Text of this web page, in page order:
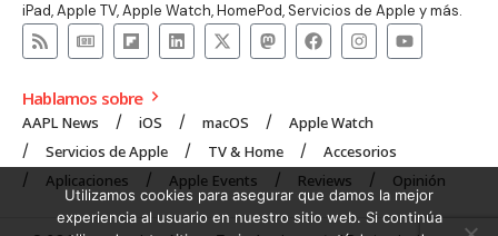
iPad, Apple TV, Apple Watch, HomePod, Servicios de Apple y más.
Hablamos sobre
AAPL News iOS macOS
Apple Watch
Servicios de Apple
TV & Home
Accesorios
Aplicaciones
Apple Events Reviews Opinión
Utilizamos cookies para asegurar que damos la mejor
experiencia al usuario en nuestro sitio web. Si continúa